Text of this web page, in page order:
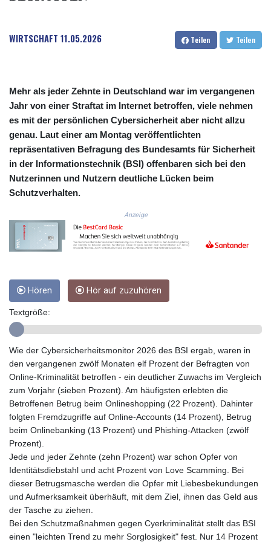
CRC 525.120121
CUC 1.152209
CZK 24.243908
DJF 205.567023
DKK 7.475736
DOP 67.265387
DZD 153.102878
ERN 17.283128
ETB 186.320421
FKP 0.856369
GEL 3.013019
GGP 0.856369
GMD 85.263702
GNF
HTG 150.927975
HUF 365.333043
20624.533343
IMP 0.856369
1512.239361
1584113.947438
WIRTSCHAFT 11.05.2026 Teilen Teilen
Mehr als jeder Zehnte in Deutschland war im vergangenen
Jahr von einer Straftat im Internet betroffen, viele nehmen
es mit der persönlichen Cybersicherheit aber nicht allzu
genau. Laut einer am Montag veröffentlichten
repräsentativen Befragung des Bundesamts für Sicherheit
in der Informationstechnik (BSI) offenbaren sich bei den
Nutzerinnen und Nutzern deutliche Lücken beim
Schutzverhalten.
Anzeige
Hören Hör auf zuzuhören
Textgröße:
Wie der Cybersicherheitsmonitor 2026 des BSI ergab, waren in
den vergangenen zwölf Monaten elf Prozent der Befragten von
Online-Kriminalität betroffen - ein deutlicher Zuwachs im Vergleich
zum Vorjahr (sieben Prozent). Am häufigsten erlebten die
Betroffenen Betrug beim Onlineshopping (22 Prozent). Dahinter
folgten Fremdzugriffe auf Online-Accounts (14 Prozent), Betrug
beim Onlinebanking (13 Prozent) und Phishing-Attacken (zwölf
Prozent).
Jede und jeder Zehnte (zehn Prozent) war schon Opfer von
Identitätsdiebstahl und acht Prozent von Love Scamming. Bei
dieser Betrugsmasche werden die Opfer mit Liebesbekundungen
und Aufmerksamkeit überhäuft, mit dem Ziel, ihnen das Geld aus
der Tasche zu ziehen.
Bei den Schutzmaßnahmen gegen Cyerkriminalität stellt das BSI
einen "leichten Trend zu mehr Sorglosigkeit" fest. Nur 14 Prozent